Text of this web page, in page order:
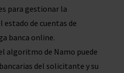
para gestionar la
de cuentas de
banca online.
algoritmo de Namo puede
del solicitante y su